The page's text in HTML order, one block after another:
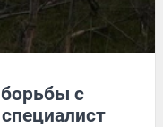
с